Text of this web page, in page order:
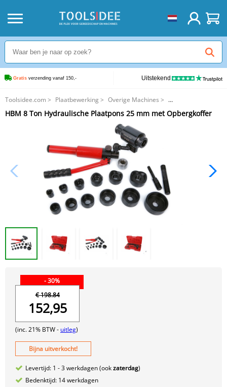
Gratis verzending vanaf 150,- Uitstekend
Toolsidee.com > Plaatbewerking > Overige Machines >
HBM 8 Ton Hydraulische Plaatpons 25 mm met Opbergkoffer
HBM 8 Ton Hydraulische Plaatpons 25 mm met Opbergkoffer
- 30%
€ 198.84
152,95
(inc. 21% BTW - uitleg)
Bijna uitverkocht!
Levertijd: 1 - 3 werkdagen (ookzaterdag)
Bedenktijd: 14 werkdagen